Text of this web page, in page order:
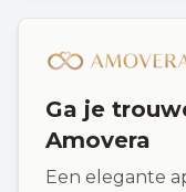
Ga je
Amovera
Een elegante